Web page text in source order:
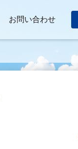
お問い合わせ